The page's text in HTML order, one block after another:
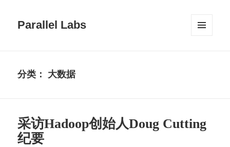
Parallel Labs
分类： 大数据
采访Hadoop创始人Doug Cutting
纪要